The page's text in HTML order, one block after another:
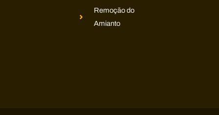
Remoção do
Amianto